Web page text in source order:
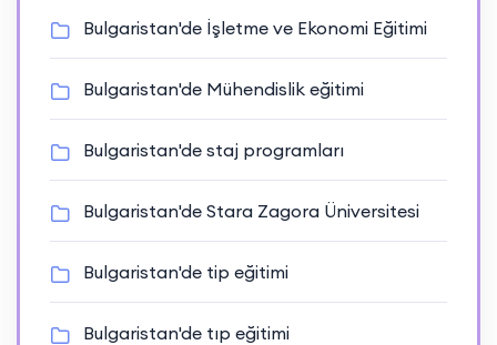
Bulgaristan'de İşletme ve Ekonomi Eğitimi
Bulgaristan'de Mühendislik eğitimi
Bulgaristan'de staj programları
Bulgaristan'de Stara Zagora Üniversitesi
Bulgaristan'de tip eğitimi
Bulgaristan'de tıp eğitimi